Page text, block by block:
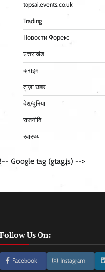
topsailevents.co.uk
Trading
Новости Форекс
उत्तराखंड
क्राइम
ताज़ा खबर
देश/दुनिया
राजनीति
स्वास्थ्य
!-- Google tag (gtag.js) -->
Follow Us On:
Facebook Instagram